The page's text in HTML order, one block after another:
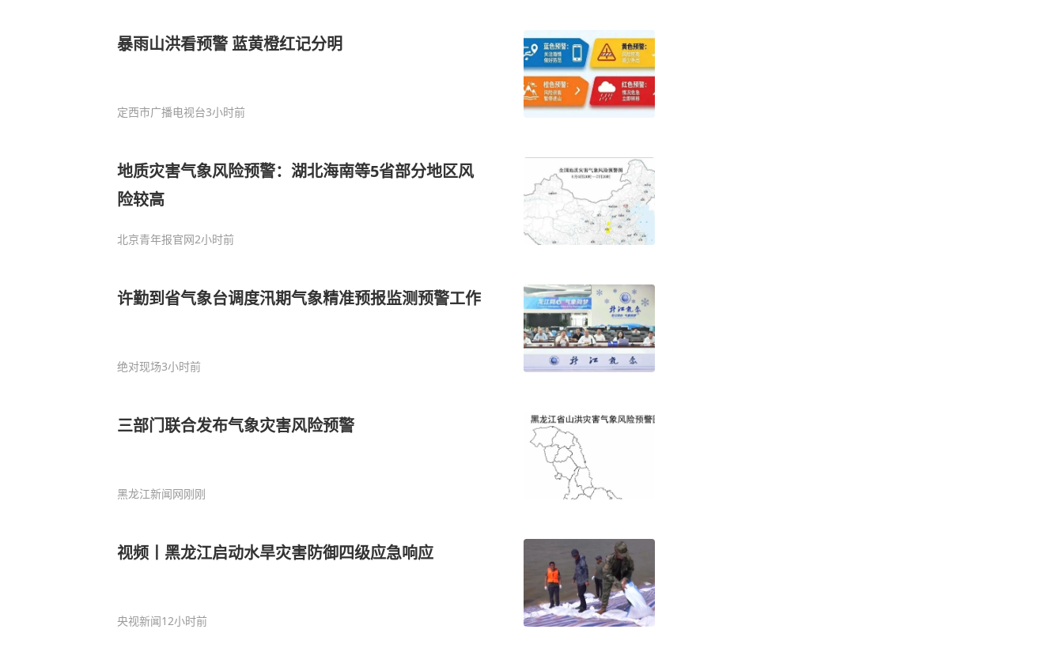
暴雨山洪看预警 蓝黄橙红记分明
定西市广播电视台3小时前
地质灾害气象风险预警：湖北海南等5省部分地区风
险较高
北京青年报官网2小时前
许勤到省气象台调度汛期气象精准预报监测预警工作
绝对现场3小时前
三部门联合发布气象灾害风险预警
黑龙江新闻网刚刚
视频丨黑龙江启动水旱灾害防御四级应急响应
央视新闻12小时前